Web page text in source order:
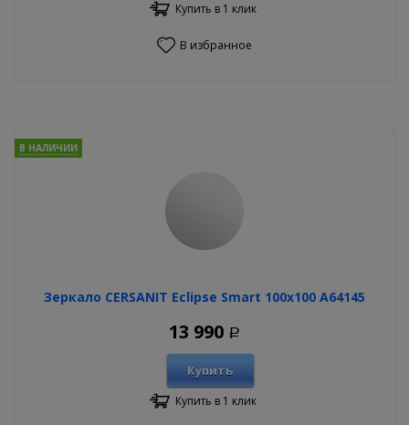
Купить в 1 клик
В избранное
Зеркало CERSANIT Eclipse Smart 100х100 A64145
В НАЛИЧИИ
13 990 Р
Купить
Купить в 1 клик